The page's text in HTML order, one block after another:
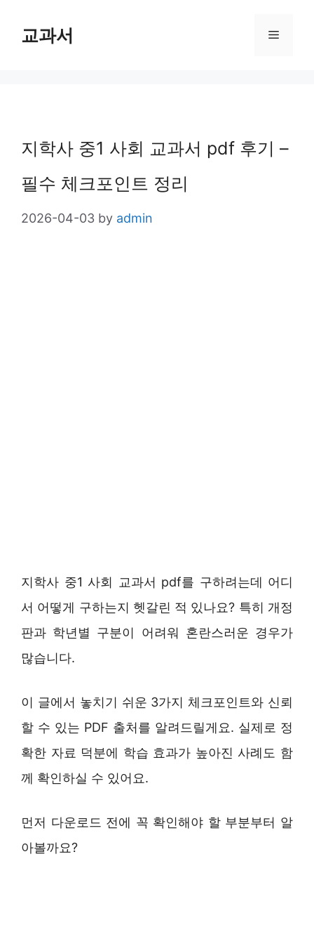
교과서 Menu
지학사 중1 사회 교과서 pdf 후기 –
필수 체크포인트 정리
2026-04-03 by admin
지학사 중1 사회 교과서 pdf를 구하려는데 어디
서 어떻게 구하는지 헷갈린 적 있나요? 특히 개정
판과 학년별 구분이 어려워 혼란스러운 경우가
많습니다.
이 글에서 놓치기 쉬운 3가지 체크포인트와 신뢰
할 수 있는 PDF 출처를 알려드릴게요. 실제로 정
확한 자료 덕분에 학습 효과가 높아진 사례도 함
께 확인하실 수 있어요.
먼저 다운로드 전에 꼭 확인해야 할 부분부터 알
아볼까요?